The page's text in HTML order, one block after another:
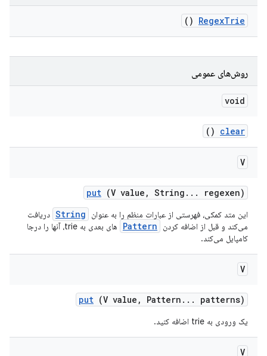
RegexTrie
()
روش‌های عمومی
void
clear
()
V
put (V value , String . . . regexen)
این متد کمکی، فهرستی از عبارات منظم را به عنوان String دریافت
می‌کند و قبل از اضافه کردن
Pattern
های بعدی به trie، آنها را درجا
کامپایل می‌کند.
V
put (V value , Pattern . . . patterns)
یک ورودی به trie اضافه کنید.
V